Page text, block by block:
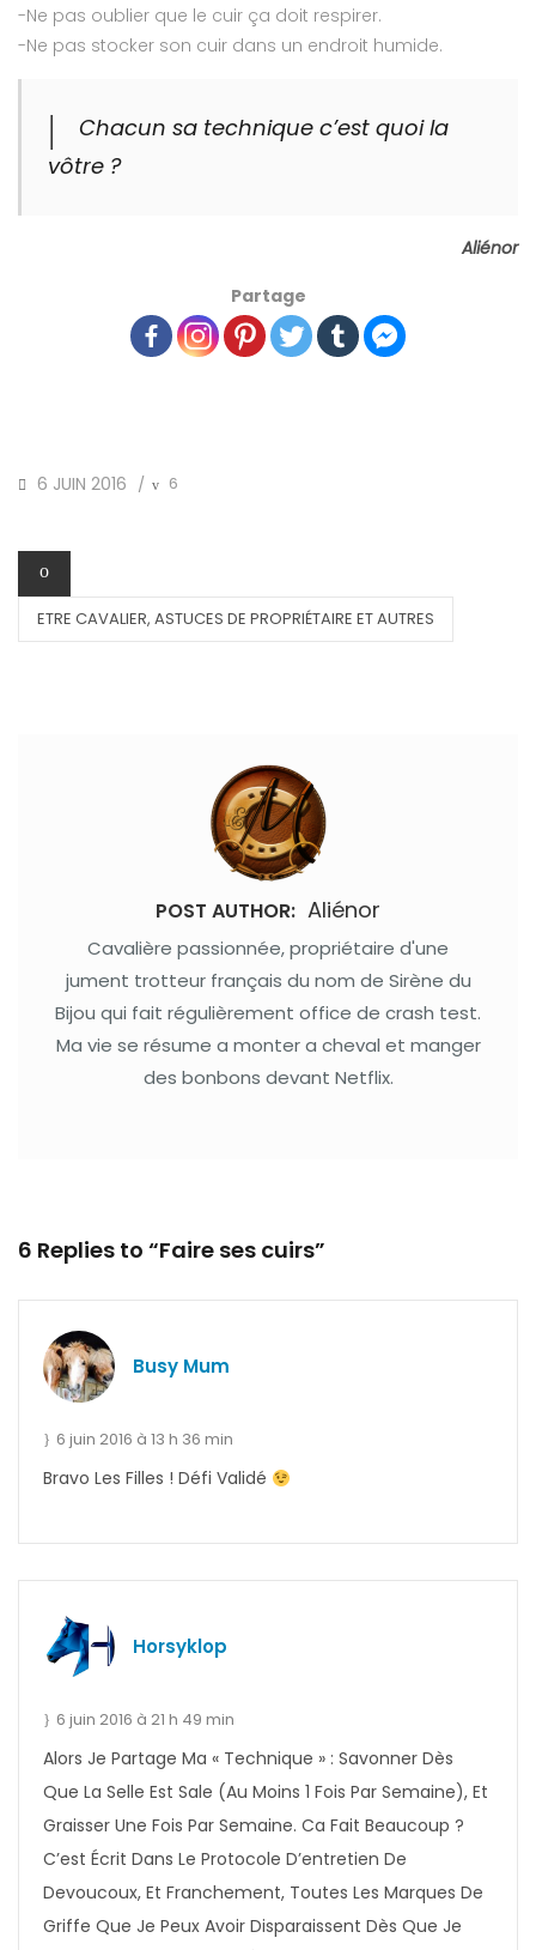
-Ne pas oublier que le cuir ça doit respirer.
-Ne pas stocker son cuir dans un endroit humide.
Chacun sa technique c’est quoi la
vôtre ?
Aliénor
Partage
POSTED
6 JUIN 2016 / 6
ETRE CAVALIER, ASTUCES DE PROPRIÉTAIRE ET AUTRES
POST AUTHOR: Aliénor
Cavalière passionnée, propriétaire d'une
jument trotteur français du nom de Sirène du
Bijou qui fait régulièrement office de crash test.
Ma vie se résume a monter a cheval et manger
des bonbons devant Netflix.
6 Replies to “Faire ses cuirs”
Busy Mum
6 juin 2016 à 13 h 36 min
Bravo Les Filles ! Défi Validé
Horsyklop
6 juin 2016 à 21 h 49 min
Alors Je Partage Ma « Technique » : Savonner Dès
Que La Selle Est Sale (au Moins 1 Fois Par Semaine), Et
Graisser Une Fois Par Semaine. Ca Fait Beaucoup ?
C’est Écrit Dans Le Protocole D’entretien De
Devoucoux, Et Franchement, Toutes Les Marques De
Griffe Que Je Peux Avoir Disparaissent Dès Que Je